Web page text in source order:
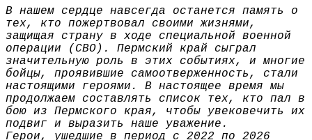
В нашем сердце навсегда останется память о
тех, кто пожертвовал своими жизнями,
защищая страну в ходе специальной военной
операции (СВО). Пермский край сыграл
значительную роль в этих событиях, и многие
бойцы, проявившие самоотверженность, стали
настоящими героями. В настоящее время мы
продолжаем составлять список тех, кто пал в
бою из Пермского края, чтобы увековечить их
подвиг и выразить наше уважение.
Герои, ушедшие в период с 2022 по 2026